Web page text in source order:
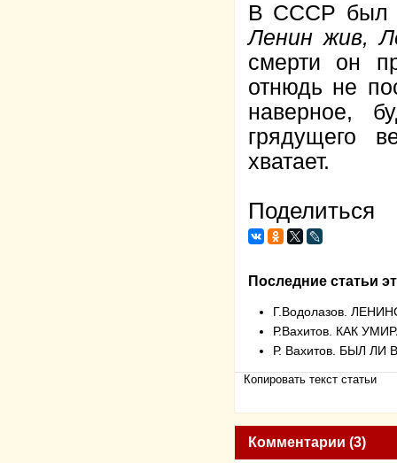
В СССР был
Ленин жив,
смерти он
отнюдь не
наверное,
грядущего
хватает.
Поделиться
Последние статьи
Г.Водолазов.
Р.Вахитов. КАК
Р. Вахитов. БЫЛ
Копировать текст статьи
Комментарии (3)